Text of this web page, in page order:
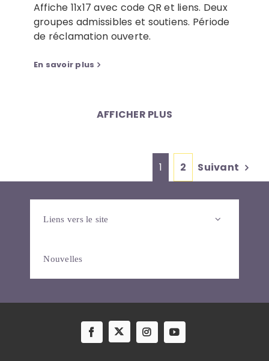
Affiche 11x17 avec code QR et liens. Deux
groupes admissibles et soutiens. Période
de réclamation ouverte.
En savoir plus
AFFICHER PLUS
1 2 Suivant
Liens vers le site
Nouvelles